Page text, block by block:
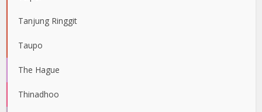
Tanjung Ringgit
Taupo
The Hague
Thinadhoo